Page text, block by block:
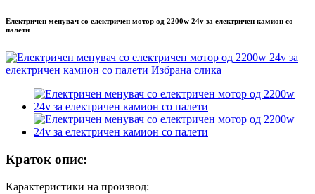
Електричен менувач со електричен мотор од 2200w 24v за електричен камион со
палети
Краток опис:
Карактеристики на производ: